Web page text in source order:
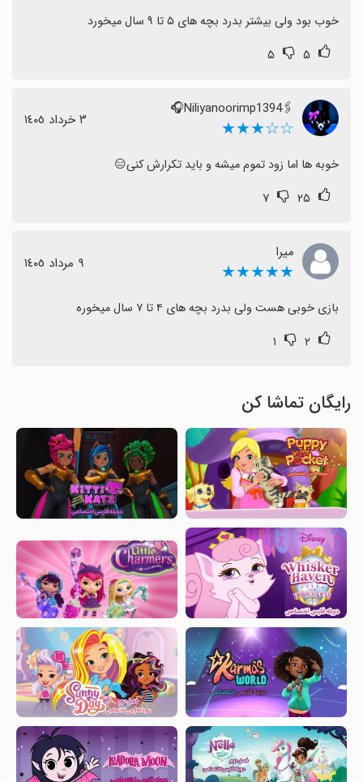
دوست‌داشتنی هستند، این بازی گزینه امیدوارکننده‌ای به نظر
خوب بود ولی بیشتر بدرد بچه های ۵ تا ۹ سال میخورد
۵ ۵
🖇Niliyanoorimp1394🎧
☆☆★★★ ٣ خرداد ١٤٠٥
خوبه ها اما زود تموم میشه و باید تکرارش کنی😑
۲۵ ۷
میرا
★★★★★ ٩ مرداد ١٤٠٥
بازی خوبی هست ولی بدرد بچه های ۴ تا ۷ سال میخوره
۲ ۱
رایگان تماشا کن